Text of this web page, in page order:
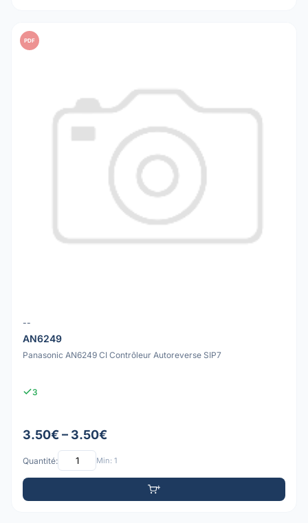
PDF
--
AN6249
Panasonic AN6249 CI Contrôleur Autoreverse SIP7
3
3.50€ – 3.50€
Quantité: Min: 1